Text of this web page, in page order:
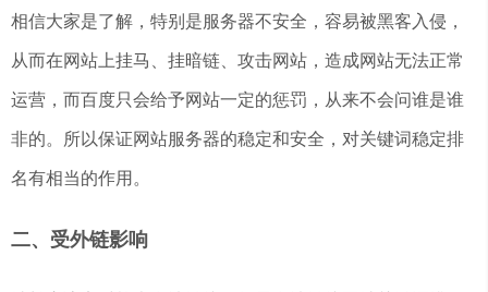
相信大家是了解，特别是服务器不安全，容易被黑客入侵，
从而在网站上挂马、挂暗链、攻击网站，造成网站无法正常
运营，而百度只会给予网站一定的惩罚，从来不会问谁是谁
非的。所以保证网站服务器的稳定和安全，对关键词稳定排
名有相当的作用。
二、受外链影响